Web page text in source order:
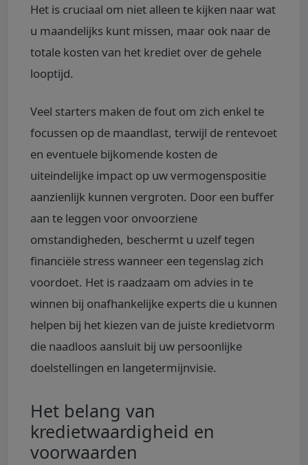
Het is cruciaal om niet alleen te kijken naar wat
u maandelijks kunt missen, maar ook naar de
totale kosten van het krediet over de gehele
looptijd.
Veel starters maken de fout om zich enkel te
focussen op de maandlast, terwijl de rentevoet
en eventuele bijkomende kosten de
uiteindelijke impact op uw vermogenspositie
aanzienlijk kunnen vergroten. Door een buffer
aan te leggen voor onvoorziene
omstandigheden, beschermt u uzelf tegen
financiële stress wanneer een tegenslag zich
voordoet. Het is raadzaam om advies in te
winnen bij onafhankelijke experts die u kunnen
helpen bij het kiezen van de juiste kredietvorm
die naadloos aansluit bij uw persoonlijke
doelstellingen en langetermijnvisie.
Het belang van
kredietwaardigheid en
voorwaarden